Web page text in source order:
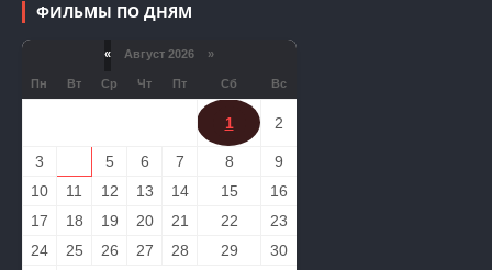
ФИЛЬМЫ ПО ДНЯМ
« Август 2026 »
Пн Вт Ср Чт Пт Сб Вс
1 2
3 5 6 7 8
9
10
11 12 13 14 15
16
17
18 19 20 21 22
23
24
25 26 27 28 29
30